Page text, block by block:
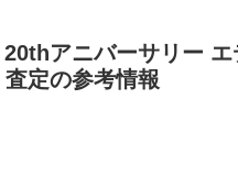
アニバーサリー
定の参考情報